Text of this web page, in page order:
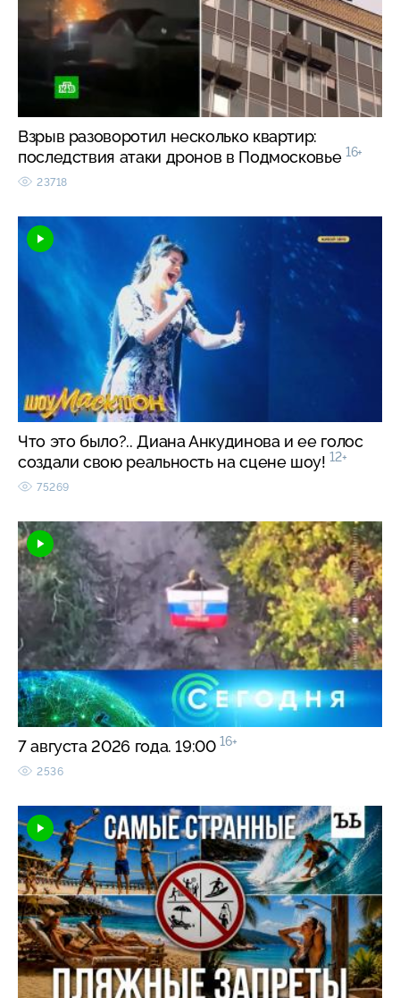
Взрыв разоворотил несколько квартир:
последствия атаки дронов в Подмосковье 16+
23718
Что это было?.. Диана Анкудинова и ее голос
создали свою реальность на сцене шоу! 12+
75269
7 августа 2026 года. 19:00 16+
2536